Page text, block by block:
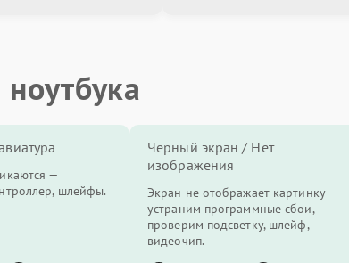
—
шлейфы.
Черный экран / Нет
изображения
Экран не отображает картинку —
устраним программные сбои,
проверим подсветку, шлейф,
видеочип.